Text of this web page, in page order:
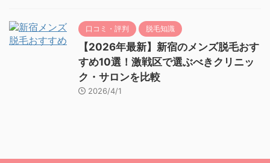
口コミ・評判 脱毛知識
【2026年最新】新宿のメンズ脱毛おす
すめ10選！激戦区で選ぶべきクリニッ
ク・サロンを比較
2026/4/1